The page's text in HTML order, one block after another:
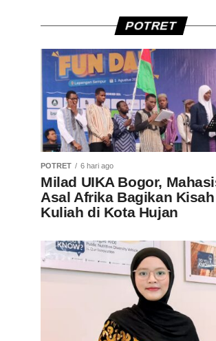
POTRET
POTRET 6 hari ago
Milad UIKA Bogor,
Asal Afrika Bagikan Kisah
Kuliah di Kota Hujan